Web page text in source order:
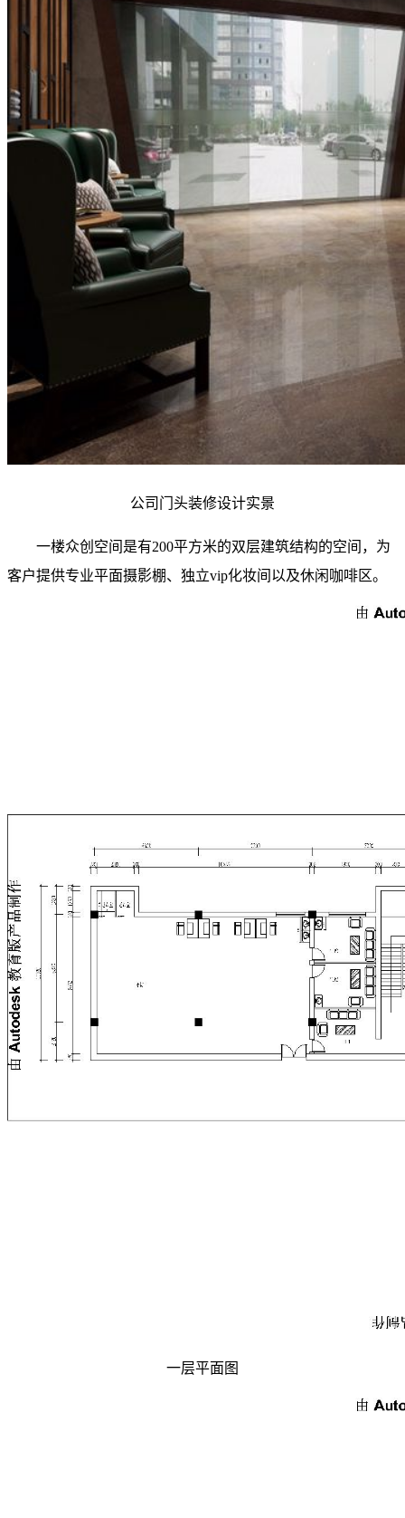
公司门头装修设计实景
一楼众创空间是有200平方米的双层建筑结构的空间，为
客户提供专业平面摄影棚、独立vip化妆间以及休闲咖啡区。
一层平面图